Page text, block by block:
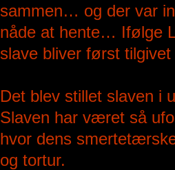
sammen… og der var
nåde at hente… Ifølge
slave bliver først
Det blev stillet slaven i
Slaven har været så
hvor dens
og tortur.